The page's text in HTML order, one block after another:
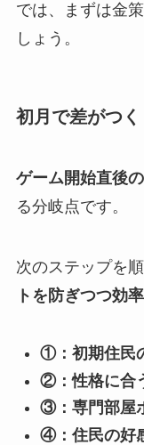
では、まずは金
しょう。
初月で差がつ
ゲーム開始直後
る分岐点です。
次のステップを
トを防ぎつつ効
①：初期住民
②：性格に合
③：専門部屋
④：住民の好